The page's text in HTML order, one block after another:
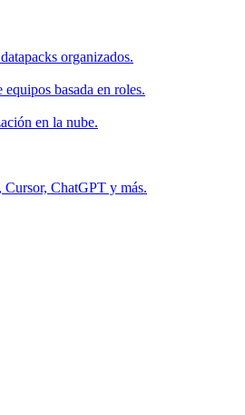
organizados.
basada en roles.
en la nube.
ChatGPT y más.